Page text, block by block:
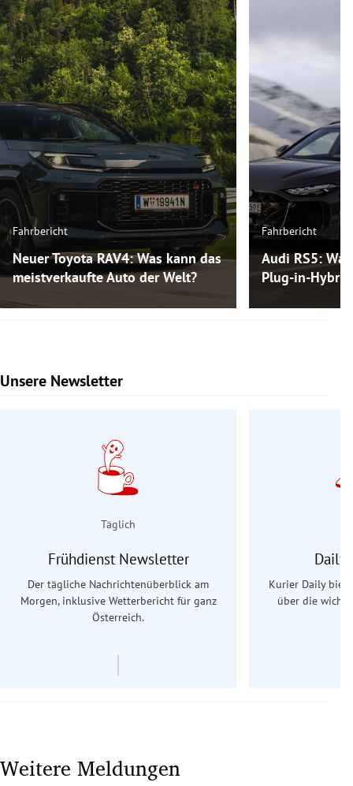
Fahrbericht
Neuer Toyota RAV4: Was kann das
meistverkaufte Auto der Welt?
Fahrbericht
Audi RS5:
Plug-in-
Unsere Newsletter
Slide 1 von 9
Täglich
Frühdienst Newsletter
Der tägliche Nachrichtenüberblick am
Morgen, inklusive Wetterbericht für ganz
Österreich.
Daily
Kurier Daily
über die
Weitere Meldungen